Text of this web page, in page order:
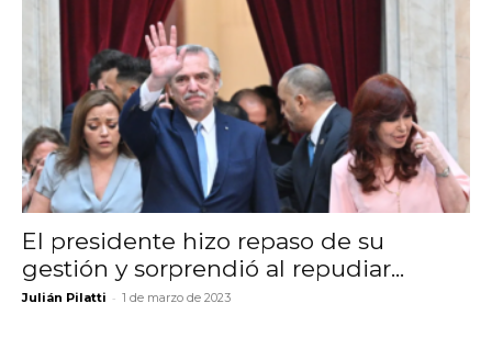
El presidente hizo repaso de su
gestión y sorprendió al repudiar...
Julián Pilatti - 1 de marzo de 2023